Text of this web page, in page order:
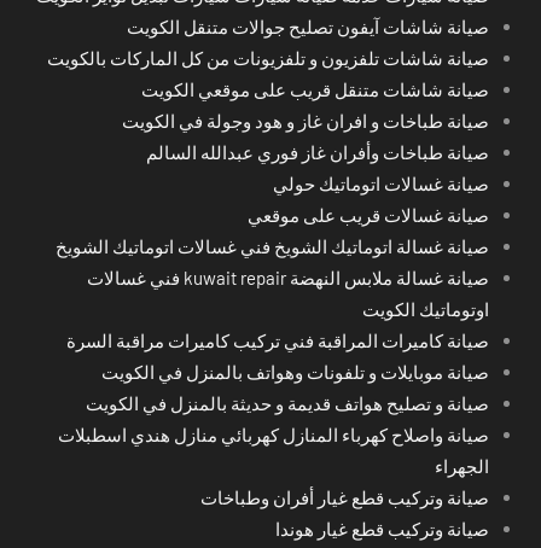
صيانة شاشات آيفون تصليح جوالات متنقل الكويت
صيانة شاشات تلفزيون و تلفزيونات من كل الماركات بالكويت
صيانة شاشات متنقل قريب على موقعي الكويت
صيانة طباخات و افران غاز و هود وجولة في الكويت
صيانة طباخات وأفران غاز فوري عبدالله السالم
صيانة غسالات اتوماتيك حولي
صيانة غسالات قريب على موقعي
صيانة غسالة اتوماتيك الشويخ فني غسالات اتوماتيك الشويخ
صيانة غسالة ملابس النهضة kuwait repair فني غسالات
اوتوماتيك الكويت
صيانة كاميرات المراقبة فني تركيب كاميرات مراقبة السرة
صيانة موبايلات و تلفونات وهواتف بالمنزل في الكويت
صيانة و تصليح هواتف قديمة و حديثة بالمنزل في الكويت
صيانة واصلاح كهرباء المنازل كهربائي منازل هندي اسطبلات
الجهراء
صيانة وتركيب قطع غيار أفران وطباخات
صيانة وتركيب قطع غيار هوندا